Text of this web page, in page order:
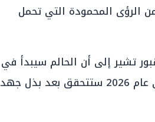
من الرؤى المحمودة التي تحمل
تشير إلى أن الحالم سيبدأ في
جني ثمار تعبه، وأن أمنياته التي طال انتظارها في عام 2026 ستتحقق بعد بذل جهد